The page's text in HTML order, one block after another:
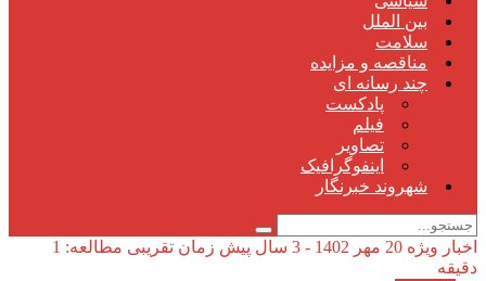
بین الملل
سلامت
مناقصه و مزایده
چند رسانه ای
پادکست
فیلم
تصاویر
اینفوگرافیک
شهروند خبرنگار
اخبار ویژه 20 مهر 1402 - 3 سال پیش
زمان تقریبی مطالعه: 1
دقیقه